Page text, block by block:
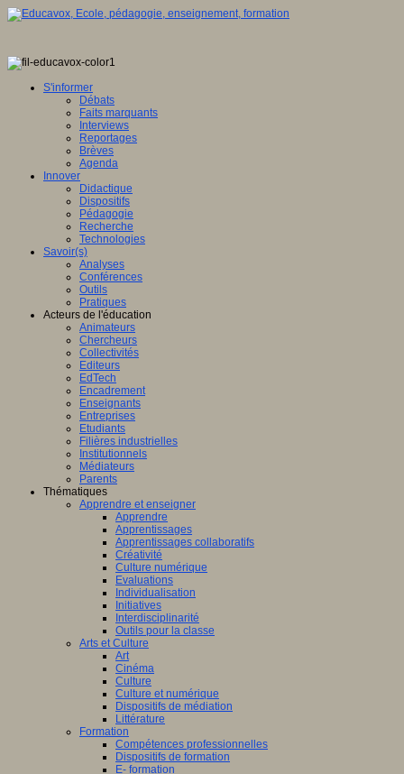
S'informer
Débats
Faits marquants
Interviews
Reportages
Brèves
Agenda
Innover
Didactique
Dispositifs
Pédagogie
Recherche
Technologies
Savoir(s)
Analyses
Conférences
Outils
Pratiques
Acteurs de l'éducation
Animateurs
Chercheurs
Collectivités
Editeurs
EdTech
Encadrement
Enseignants
Entreprises
Etudiants
Filières industrielles
Institutionnels
Médiateurs
Parents
Thématiques
Apprendre et enseigner
Apprendre
Apprentissages
Apprentissages collaboratifs
Créativité
Culture numérique
Evaluations
Individualisation
Initiatives
Interdisciplinarité
Outils pour la classe
Arts et Culture
Art
Cinéma
Culture
Culture et numérique
Dispositifs de médiation
Littérature
Formation
Compétences professionnelles
Dispositifs de formation
E- formation